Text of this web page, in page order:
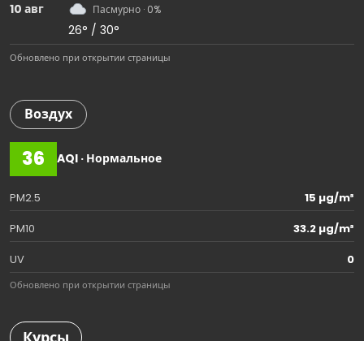
10 авг Пасмурно · 0%
26° / 30°
Обновлено при открытии страницы
Воздух
36 AQI · Нормальное
PM2.5
15 µg/m³
PM10
33.2 µg/m³
UV
0
Обновлено при открытии страницы